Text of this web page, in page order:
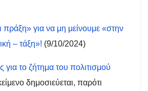
για να μη μείνουμε «στην
– τάξη»! (9/10/2024)
για το ζήτημα του πολιτισμού
δημοσιεύεται, παρότι